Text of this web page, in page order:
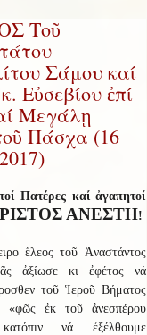
Τοῦ
Σάμου καί
Εὐσεβίου ἐπί
Μεγάλῃ
Πάσχα (16
Πατέρες καί ἀγαπητοί
ΑΝΕΣΤΗ!
ἔλεος τοῦ Ἀναστάντος
ἀξίωσε κι ἐφέτος νά
τοῦ Ἱεροῦ Βήματος
«φῶς ἐκ τοῦ ἀνεσπέρου
νά ἐξέλθουμε